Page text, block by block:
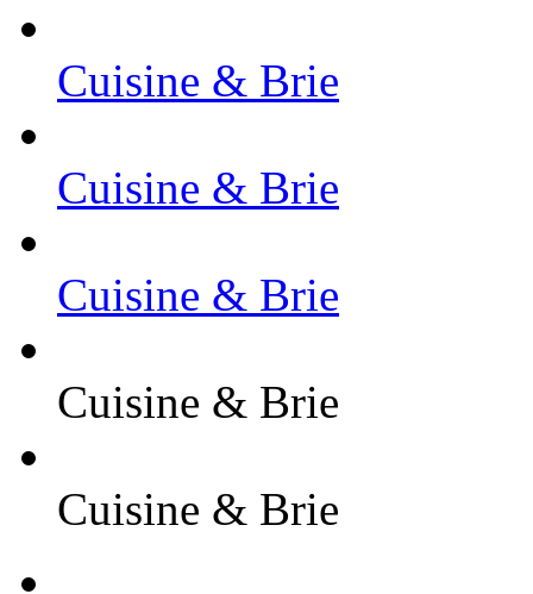
Cuisine & Brie
Cuisine & Brie
Cuisine & Brie
Cuisine & Brie
Cuisine & Brie